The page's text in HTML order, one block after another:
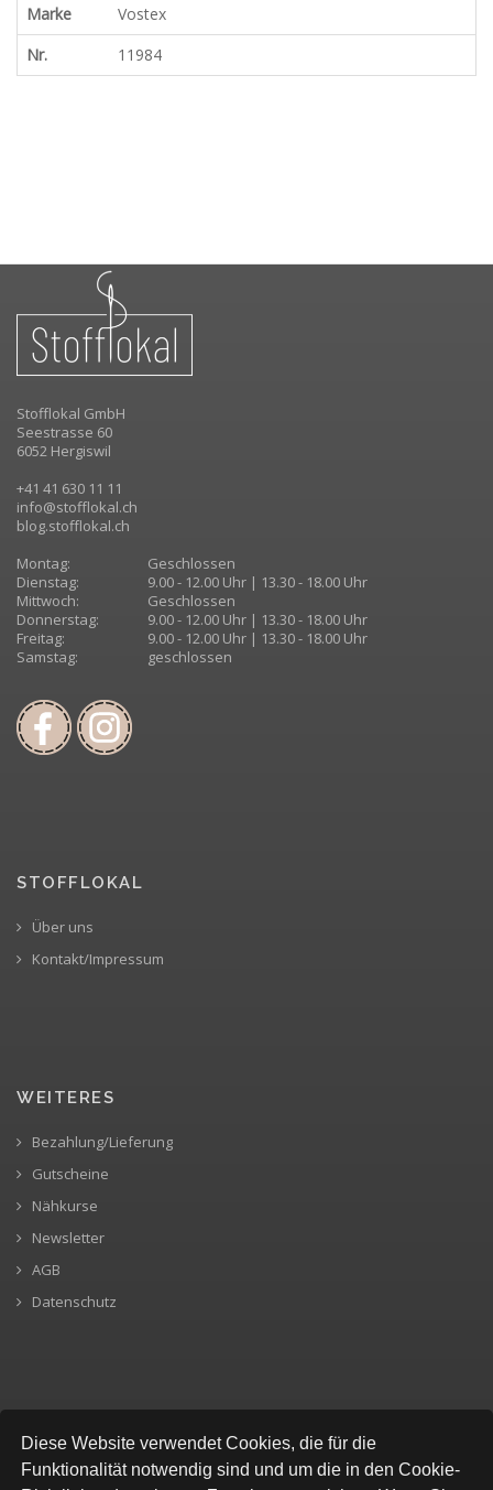
Diese Website verwendet Cookies, die für die
Funktionalität notwendig sind und um die in den Cookie-
Marke
Vostex
Nr.
11984
Stofflokal GmbH
Seestrasse 60
6052 Hergiswil
+41 41 630 11 11
info@stofflokal.ch
blog.stofflokal.ch
Montag:
Geschlossen
Dienstag:
9.00 - 12.00 Uhr | 13.30 - 18.00 Uhr
Mittwoch:
Geschlossen
Donnerstag:
9.00 - 12.00 Uhr | 13.30 - 18.00 Uhr
Freitag:
9.00 - 12.00 Uhr | 13.30 - 18.00 Uhr
Samstag:
geschlossen
STOFFLOKAL
Über uns
Kontakt/Impressum
WEITERES
Bezahlung/Lieferung
Gutscheine
Nähkurse
Newsletter
AGB
Datenschutz
SICHERE BEZAHLUNG